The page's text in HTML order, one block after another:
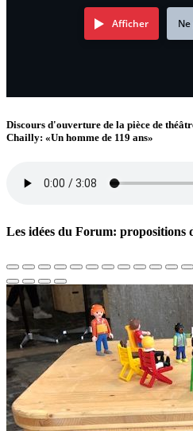
Afficher
Discours d'ouverture de la pièce de
Chailly: «Un homme de 119 ans»
Les idées du Forum: propositions